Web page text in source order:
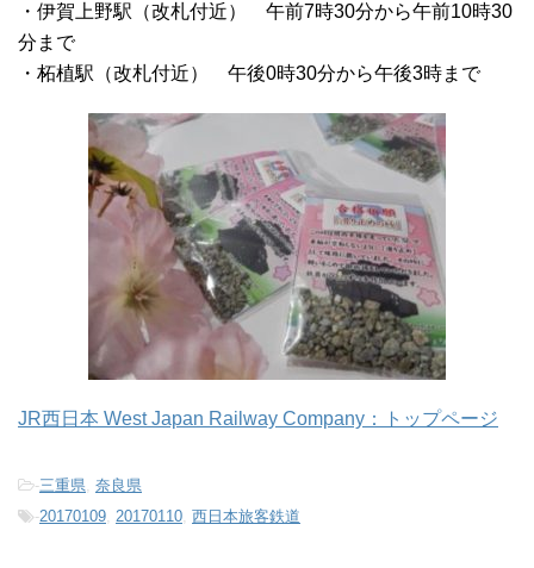
・伊賀上野駅（改札付近） 午前7時30分から午前10時30
分まで
・柘植駅（改札付近） 午後0時30分から午後3時まで
JR西日本 West Japan Railway Company：トップページ
-三重県, 奈良県
-20170109, 20170110, 西日本旅客鉄道